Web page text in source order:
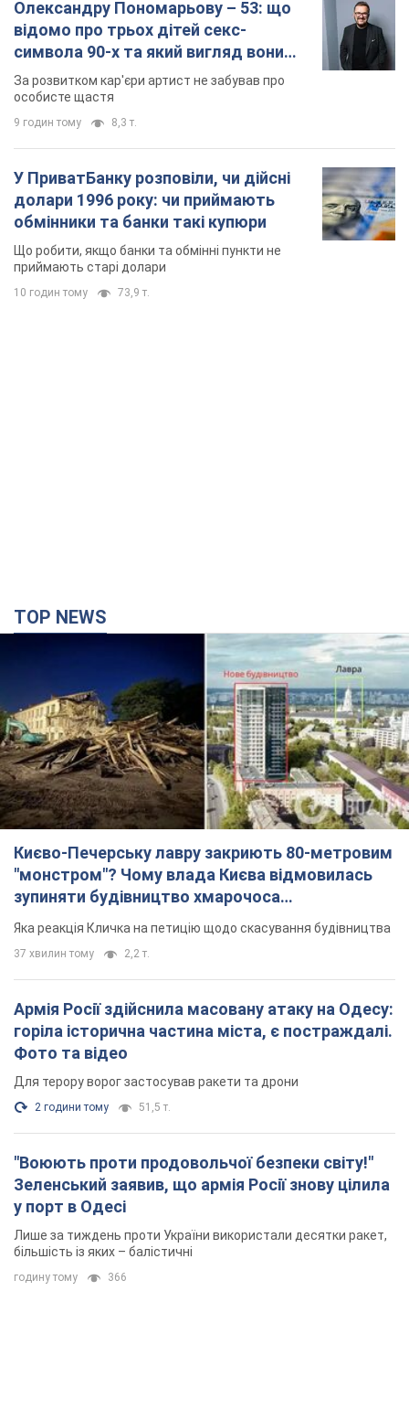
Що робити, якщо банки та обмінні пункти не
приймають старі долари
10 годин тому 73,9 т.
Києво-Печерську лавру закриють 80-метровим
"монстром"? Чому влада Києва відмовилась
зупиняти будівництво хмарочоса
"московського вірянина"
Яка реакція Кличка на петицію щодо скасування будівництва
37 хвилин тому 2,2 т.
Армія Росії здійснила масовану атаку на Одесу:
горіла історична частина міста, є постраждалі.
Фото та відео
Для терору ворог застосував ракети та дрони
2 години тому 51,5 т.
"Воюють проти продовольчої безпеки світу!"
Зеленський заявив, що армія Росії знову цілила
більшість із яких – балістичні
годину тому 366